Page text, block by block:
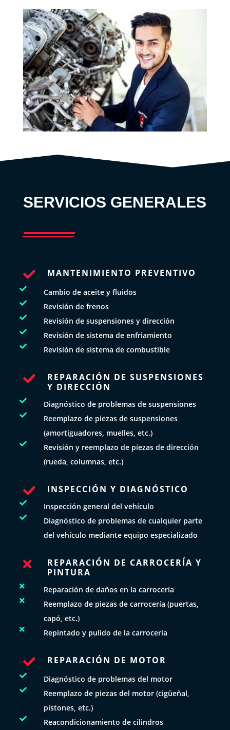
SERVICIOS GENERALES
 MANTENIMIENTO PREVENTIVO
 Cambio de aceite y fluidos
 Revisión de frenos
 Revisión de suspensiones y dirección
 Revisión de sistema de enfriamiento
 Revisión de sistema de combustible

REPARACIÓN DE SUSPENSIONES
Y DIRECCIÓN
 Diagnóstico de problemas de suspensiones

Reemplazo de piezas de suspensiones
(amortiguadores, muelles, etc.)

Revisión y reemplazo de piezas de dirección
(rueda, columnas, etc.)
 INSPECCIÓN Y DIAGNÓSTICO
 Inspección general del vehículo

Diagnóstico de problemas de cualquier parte
del vehículo mediante equipo especializado

REPARACIÓN DE CARROCERÍA Y
PINTURA
 Reparación de daños en la carrocería

Reemplazo de piezas de carrocería (puertas,
capó, etc.)
 Repintado y pulido de la carrocería
 REPARACIÓN DE MOTOR
 Diagnóstico de problemas del motor

Reemplazo de piezas del motor (cigüeñal,
pistones, etc.)
 Reacondicionamiento de cilindros